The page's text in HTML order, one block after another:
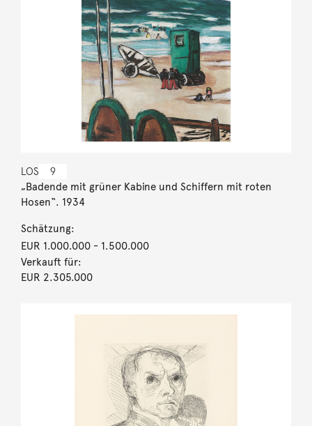
LOS 9
„Badende mit grüner Kabine und Schiffern mit roten
Hosen“. 1934
Schätzung:
EUR 1.000.000- 1.500.000
Verkauft für:
EUR 2.305.000